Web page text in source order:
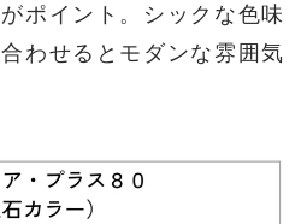
ポイント。シックな色味
わせるとモダンな雰囲気